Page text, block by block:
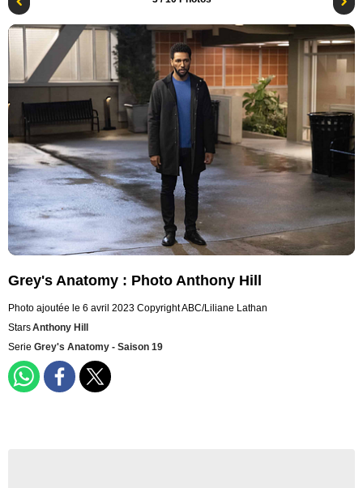
Grey's Anatomy : Photo Anthony Hill
Photo ajoutée le 6 avril 2023 Copyright ABC/Liliane Lathan
StarsAnthony Hill
Serie Grey's Anatomy - Saison 19